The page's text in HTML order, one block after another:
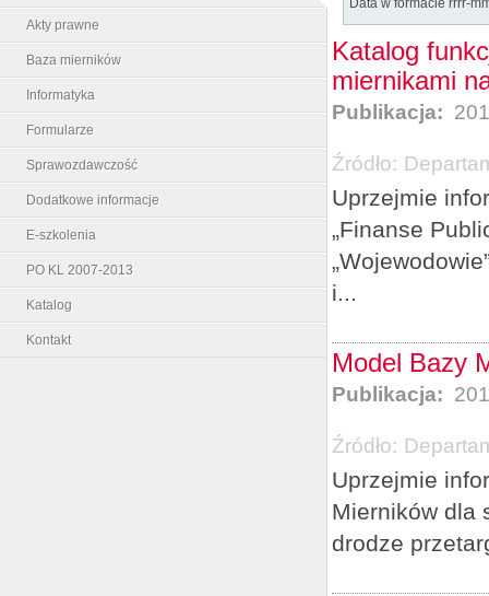
Akty prawne
Baza mierników
Informatyka
Formularze
Sprawozdawczość
Dodatkowe informacje
E-szkolenia
PO KL 2007-2013
Katalog
Kontakt
Katalog
miernikami
Publikacja:
Źródło:
Uprzejmie
„Finanse
i...
Model Bazy
Publikacja:
Źródło:
Uprzejmie
Mierników dla
drodze